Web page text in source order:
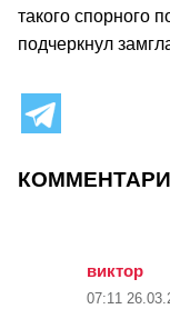
такого спорного
подчеркнул
виктор
07:11